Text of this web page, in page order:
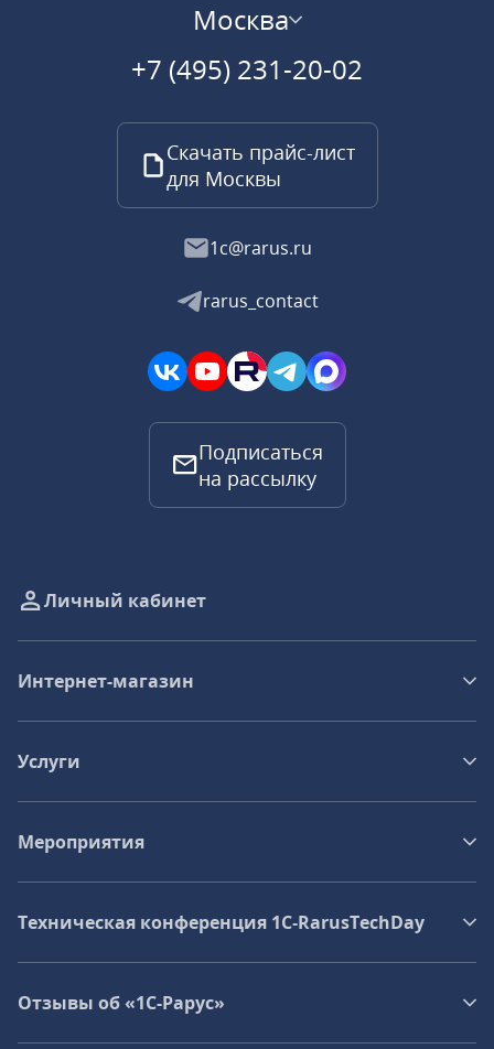
Москва
+7 (495) 231-20-02
Скачать прайс-лист
для Москвы
1c@rarus.ru
rarus_contact
Подписаться
на рассылку
Личный кабинет
Интернет-магазин
Услуги
Мероприятия
Техническая конференция 1C‑RarusTechDay
Отзывы об «1С-Рарус»